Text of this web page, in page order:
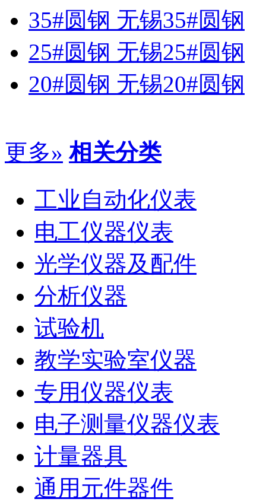
35#圆钢 无锡35#圆钢
25#圆钢 无锡25#圆钢
20#圆钢 无锡20#圆钢
更多» 相关分类
工业自动化仪表
电工仪器仪表
光学仪器及配件
分析仪器
试验机
教学实验室仪器
专用仪器仪表
电子测量仪器仪表
计量器具
通用元件器件